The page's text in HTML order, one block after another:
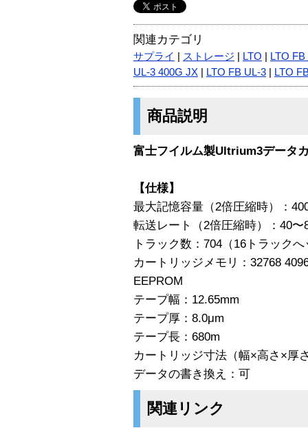
関連カテゴリ
サプライ ストレージ LTO
LTO FB
UL-3 400G JX
LTO FB UL-3 LTO
商品説明
富士フイルム製Ultrium3データ
【仕様】
最大記憶容量（2倍圧縮時）：
転送レート（2倍圧縮時）：40〜
トラック数：704（16トラック
カートリッジメモリ：32768
EEPROM
テープ幅：12.65mm
テープ厚：8.0μm
テープ長：680m
カートリッジ寸法（幅×高さ×厚
データの書き換え：可
関連リンク